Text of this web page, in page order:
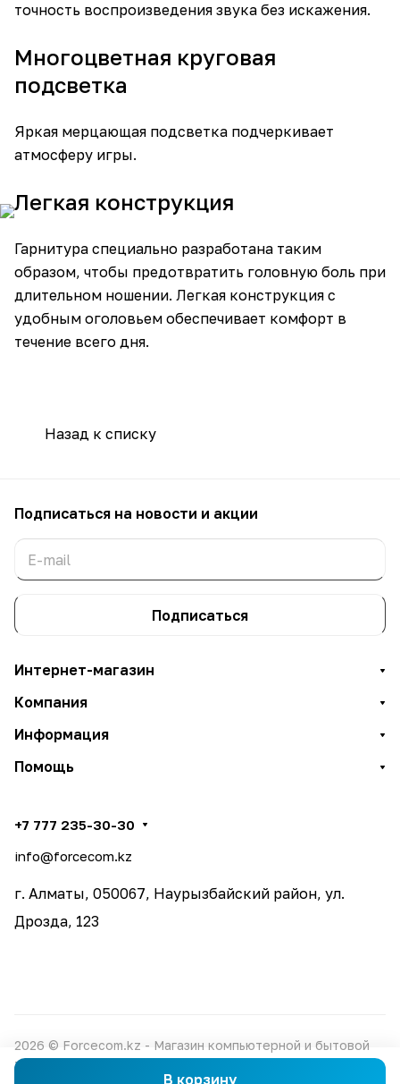
В корзину
точность воспроизведения звука без искажения.
Многоцветная круговая
подсветка
Яркая мерцающая подсветка подчеркивает
атмосферу игры.
Легкая конструкция
Гарнитура специально разработана таким
образом, чтобы предотвратить головную боль при
длительном ношении. Легкая конструкция с
удобным оголовьем обеспечивает комфорт в
течение всего дня.
Назад к списку
Подписаться на новости и акции
Подписаться
Интернет-магазин
Компания
Информация
Помощь
+7 777 235-30-30
info@forcecom.kz
г. Алматы, 050067, Наурызбайский район, ул.
Дрозда, 123
2026 © Forcecom.kz - Магазин компьютерной и бытовой
техники